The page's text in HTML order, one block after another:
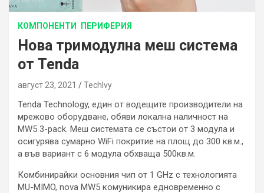
КОМПОНЕНТИ ПЕРИФЕРИЯ
Нова тримодулна меш система
от Tenda
август 23, 2021 TechIvy
Tenda Technology, един от водещите производители на
мрежово оборудване, обяви локална наличност на
MW5 3-pack. Меш системата се състои от 3 модула и
осигурява сумарно WiFi покритие на площ до 300 кв.м.,
а във вариант с 6 модула обхваща 500кв.м.
Комбинирайки основния чип от 1 GHz с технологията
MU-MIMO, nova MW5 комуникира едновременно с